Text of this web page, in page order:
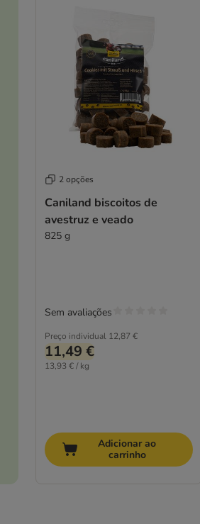
2 opções
Caniland biscoitos de
avestruz e veado
825 g
Preço individual 12,87 €
11,49 €
13,93 € / kg
Sem avaliações
Adicionar ao
carrinho